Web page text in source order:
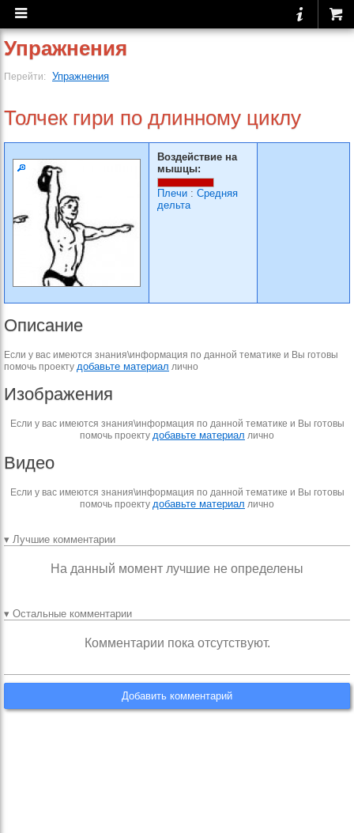
Упражнения
Перейти: Упражнения
Толчек гири по длинному циклу
Воздействие на
мышцы:
Плечи : Средняя
дельта
Описание
Если у вас имеются знания\информация по данной тематике и Вы готовы
помочь проекту добавьте материал лично
Изображения
Если у вас имеются знания\информация по данной тематике и Вы готовы
помочь проекту добавьте материал лично
Видео
Если у вас имеются знания\информация по данной тематике и Вы готовы
помочь проекту добавьте материал лично
▾ Лучшие комментарии
На данный момент лучшие не определены
▾ Остальные комментарии
Комментарии пока отсутствуют.
Добавить комментарий